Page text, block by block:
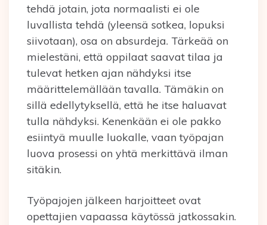
tehdä jotain, jota normaalisti ei ole
luvallista tehdä (yleensä sotkea, lopuksi
siivotaan), osa on absurdeja. Tärkeää on
mielestäni, että oppilaat saavat tilaa ja
tulevat hetken ajan nähdyksi itse
määrittelemällään tavalla. Tämäkin on
sillä edellytyksellä, että he itse haluavat
tulla nähdyksi. Kenenkään ei ole pakko
esiintyä muulle luokalle, vaan työpajan
luova prosessi on yhtä merkittävä ilman
sitäkin.
Työpajojen jälkeen harjoitteet ovat
opettajien vapaassa käytössä jatkossakin.